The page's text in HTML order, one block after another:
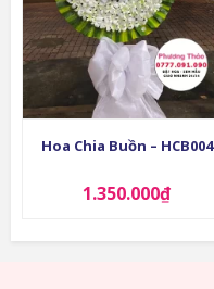
Hoa Chia Buồn – HCB004
1.350.000₫